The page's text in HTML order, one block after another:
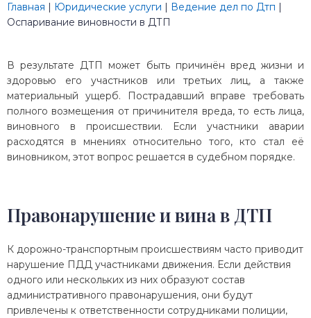
Главная | Юридические услуги | Ведение дел по Дтп |
Оспаривание виновности в ДТП
В результате ДТП может быть причинён вред жизни и
здоровью его участников или третьих лиц, а также
материальный ущерб. Пострадавший вправе требовать
полного возмещения от причинителя вреда, то есть лица,
виновного в происшествии. Если участники аварии
расходятся в мнениях относительно того, кто стал её
виновником, этот вопрос решается в судебном порядке.
Правонарушение и вина в ДТП
К дорожно-транспортным происшествиям часто приводит
нарушение ПДД участниками движения. Если действия
одного или нескольких из них образуют состав
административного правонарушения, они будут
привлечены к ответственности сотрудниками полиции,